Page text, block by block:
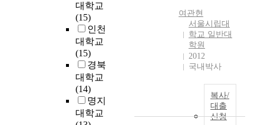
대학교
(15)
인천
대학교
(15)
경북
대학교
(14)
명지
대학교
여관현
서울시립대
학교 일반대
학원
2012
국내박사
복사/
대출
신청